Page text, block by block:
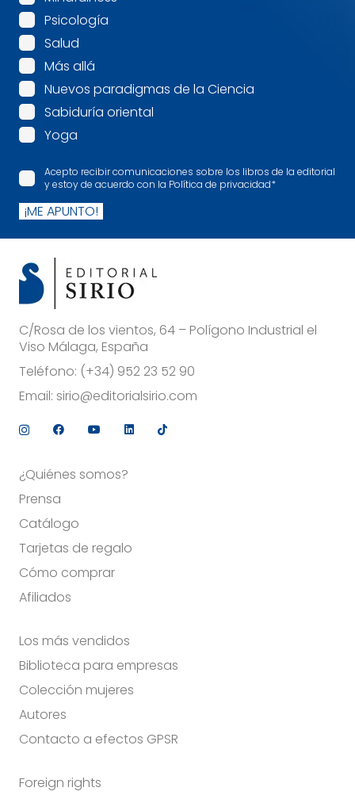
Psicología
Salud
Más allá
Nuevos paradigmas de la Ciencia
Sabiduría oriental
Yoga
Acepto recibir comunicaciones sobre los libros de la editorial
y estoy de acuerdo con la Política de privacidad*
¡ME APUNTO!
C/Rosa de los vientos, 64 – Polígono Industrial el
Viso Málaga, España
Teléfono: (+34) 952 23 52 90
Email: sirio@editorialsirio.com
¿Quiénes somos?
Prensa
Catálogo
Tarjetas de regalo
Cómo comprar
Afiliados
Los más vendidos
Biblioteca para empresas
Colección mujeres
Autores
Contacto a efectos GPSR
Foreign rights